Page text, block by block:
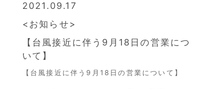
2021.09.17
お知らせ
【台風接近に伴う9月18日の営業につ
いて】
【台風接近に伴う9月18日の営業について】